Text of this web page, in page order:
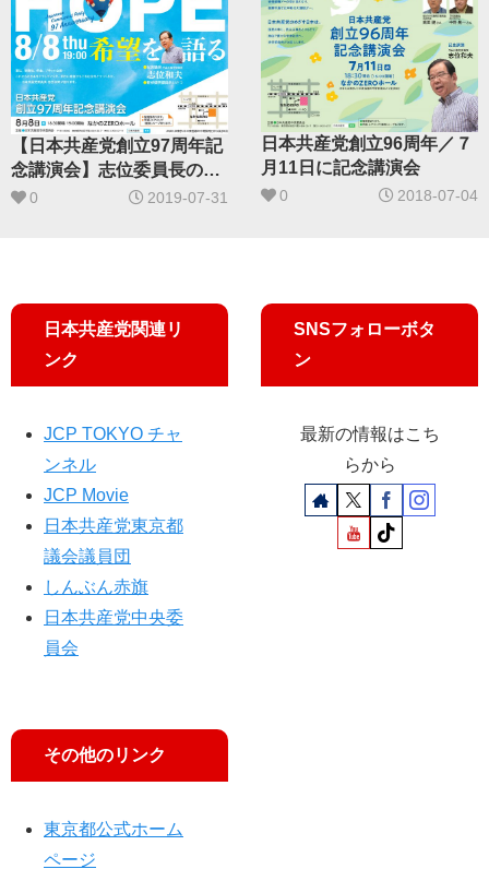
【日本共産党創立97周年記
念講演会】志位委員長の講
演テーマ決まる／共闘の４
0 2019-07-31
日本共産党創立96周年／７
月11日に記念講演会
0 2018-07-04
日本共産党関連リ
ンク
JCP TOKYO チャ
ンネル
JCP Movie
日本共産党東京都
議会議員団
しんぶん赤旗
日本共産党中央委
員会
その他のリンク
東京都公式ホーム
ページ
SNSフォローボタ
ン
最新の情報はこち
らから